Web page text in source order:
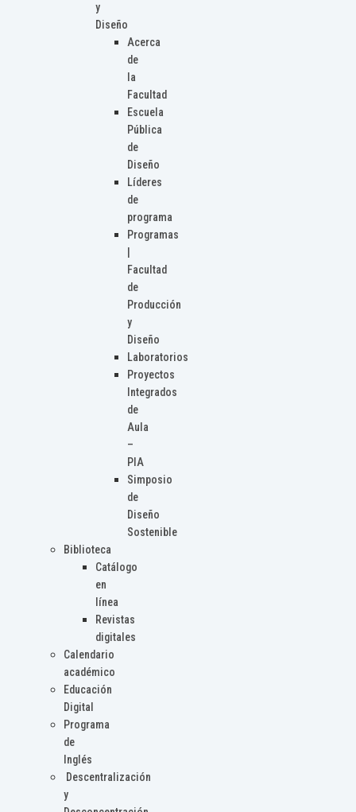
y
Diseño
Acerca
de
la
Facultad
Escuela
Pública
de
Diseño
Líderes
de
programa
Programas
Facultad
de
Producción
y
Diseño
Laboratorios
Proyectos
Integrados
de
Aula
–
PIA
Simposio
de
Diseño
Sostenible
Biblioteca
Catálogo
en
línea
Revistas
digitales
Calendario
académico
Educación
Digital
Programa
de
Inglés
Descentralización
y